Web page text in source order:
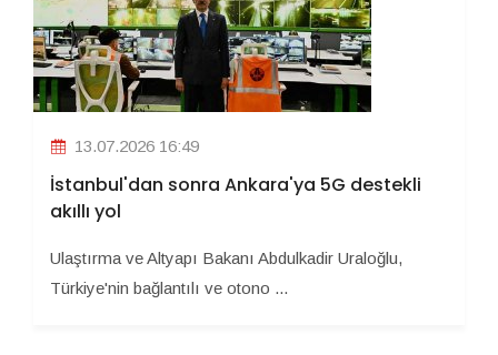
13.07.2026 16:49
İstanbul'dan sonra Ankara'ya 5G destekli
akıllı yol
Ulaştırma ve Altyapı Bakanı Abdulkadir Uraloğlu,
Türkiye'nin bağlantılı ve otono ...